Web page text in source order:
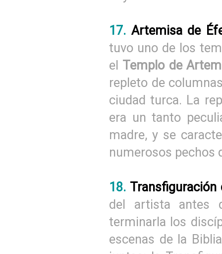
17. Artemisa de
tuvo uno de los
el Templo de
repleto de
ciudad turca. La
era un tanto
madre, y se
numerosos pechos
18.
del artista antes
terminarla los
escenas de la